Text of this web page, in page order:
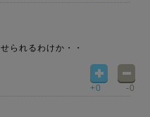
られるわけか・・
+0 -0